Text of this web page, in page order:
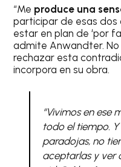
“Me produce una
participar de esas dos
estar en plan de ‘por
admite Anwandter.
rechazar esta
incorpora en su obra.
“Vivimos en ese
todo el tiempo.
paradojas, no
aceptarlas y ver